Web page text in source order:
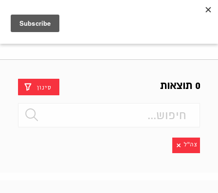
0 תוצאות סינון
צה"ל